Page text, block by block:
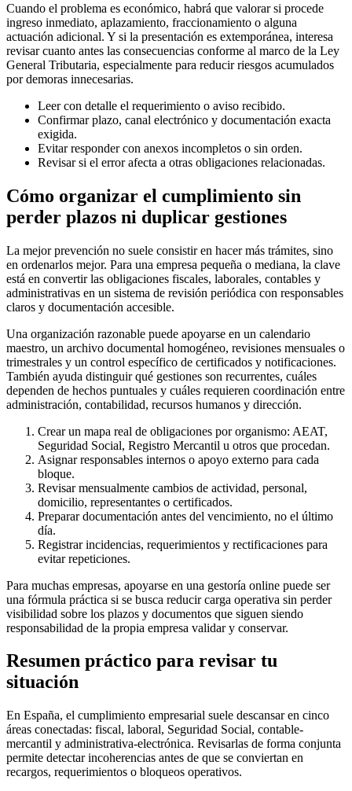
Cuando el problema es económico, habrá que valorar si procede
ingreso inmediato, aplazamiento, fraccionamiento o alguna
actuación adicional. Y si la presentación es extemporánea, interesa
revisar cuanto antes las consecuencias conforme al marco de la Ley
General Tributaria, especialmente para reducir riesgos acumulados
por demoras innecesarias.
Leer con detalle el requerimiento o aviso recibido.
Confirmar plazo, canal electrónico y documentación exacta
exigida.
Evitar responder con anexos incompletos o sin orden.
Revisar si el error afecta a otras obligaciones relacionadas.
Cómo organizar el cumplimiento sin
perder plazos ni duplicar gestiones
La mejor prevención no suele consistir en hacer más trámites, sino
en ordenarlos mejor. Para una empresa pequeña o mediana, la clave
está en convertir las obligaciones fiscales, laborales, contables y
administrativas en un sistema de revisión periódica con responsables
claros y documentación accesible.
Una organización razonable puede apoyarse en un calendario
maestro, un archivo documental homogéneo, revisiones mensuales o
trimestrales y un control específico de certificados y notificaciones.
También ayuda distinguir qué gestiones son recurrentes, cuáles
dependen de hechos puntuales y cuáles requieren coordinación entre
administración, contabilidad, recursos humanos y dirección.
Crear un mapa real de obligaciones por organismo: AEAT,
Seguridad Social, Registro Mercantil u otros que procedan.
Asignar responsables internos o apoyo externo para cada
bloque.
Revisar mensualmente cambios de actividad, personal,
domicilio, representantes o certificados.
Preparar documentación antes del vencimiento, no el último
día.
Registrar incidencias, requerimientos y rectificaciones para
evitar repeticiones.
Para muchas empresas, apoyarse en una gestoría online puede ser
una fórmula práctica si se busca reducir carga operativa sin perder
visibilidad sobre los plazos y documentos que siguen siendo
responsabilidad de la propia empresa validar y conservar.
Resumen práctico para revisar tu
situación
En España, el cumplimiento empresarial suele descansar en cinco
áreas conectadas: fiscal, laboral, Seguridad Social, contable-
mercantil y administrativa-electrónica. Revisarlas de forma conjunta
permite detectar incoherencias antes de que se conviertan en
recargos, requerimientos o bloqueos operativos.